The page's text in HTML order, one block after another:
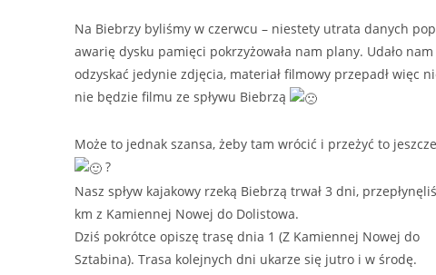
Na Biebrzy byliśmy w czerwcu – niestety utrata danych
awarię dysku pamięci pokrzyżowała nam plany. Udało nam
odzyskać jedynie zdjęcia, materiał filmowy przepadł więc
nie będzie filmu ze spływu Biebrzą
Może to jednak szansa, żeby tam wrócić i przeżyć to
?
Nasz spływ kajakowy rzeką Biebrzą trwał 3 dni,
km z Kamiennej Nowej do Dolistowa.
Dziś pokrótce opiszę trasę dnia 1 (Z Kamiennej Nowej do
Sztabina). Trasa kolejnych dni ukarze się jutro i w środę.